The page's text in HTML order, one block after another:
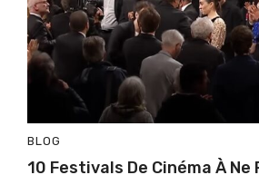
BLOG
10 Festivals De Cinéma À Ne